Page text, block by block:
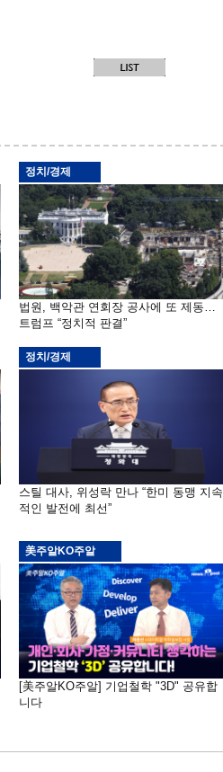
정치/경제
법원, 백악관 연회장 공사에 또 제동…
트럼프 “정치적 판결”
정치/경제
스틸 대사, 위성락 만나 “한미 동맹 지속
적인 발전에 최선”
美주알KO주알
[美주알KO주알] 기업철학 "3D" 공유합
니다